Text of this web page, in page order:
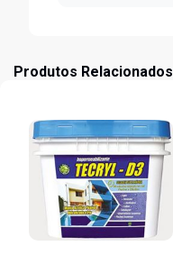
Produtos Relacionados